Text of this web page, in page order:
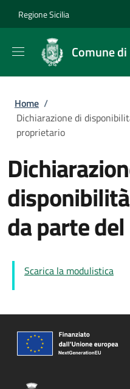
Regione Sicilia
Comune
Briciole di pane
Home /
Dichiarazione di
proprietario
da parte
Scarica la modulistica